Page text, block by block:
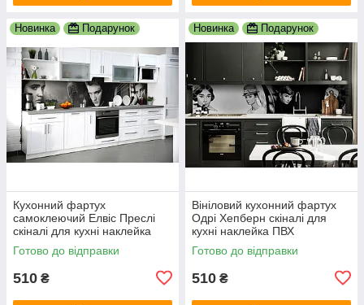
Новинка Подарунок
Кухонний фартух
самоклеючий Елвіс Преслі
скіналі для кухні наклейка
ПВХ ретро співаки сірий
600х2000 мм
Готово до відправки
510 ₴
Новинка Подарунок
Вініловий кухонний фартух
Одрі Хепберн скіналі для
кухні наклейка ПВХ
персонажі ретро Чорно-білий
600х2000 мм
Готово до відправки
510 ₴